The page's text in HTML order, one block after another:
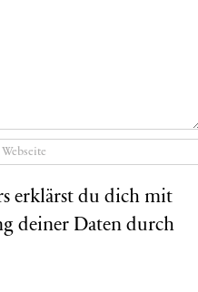
erklärst du dich mit
deiner Daten durch